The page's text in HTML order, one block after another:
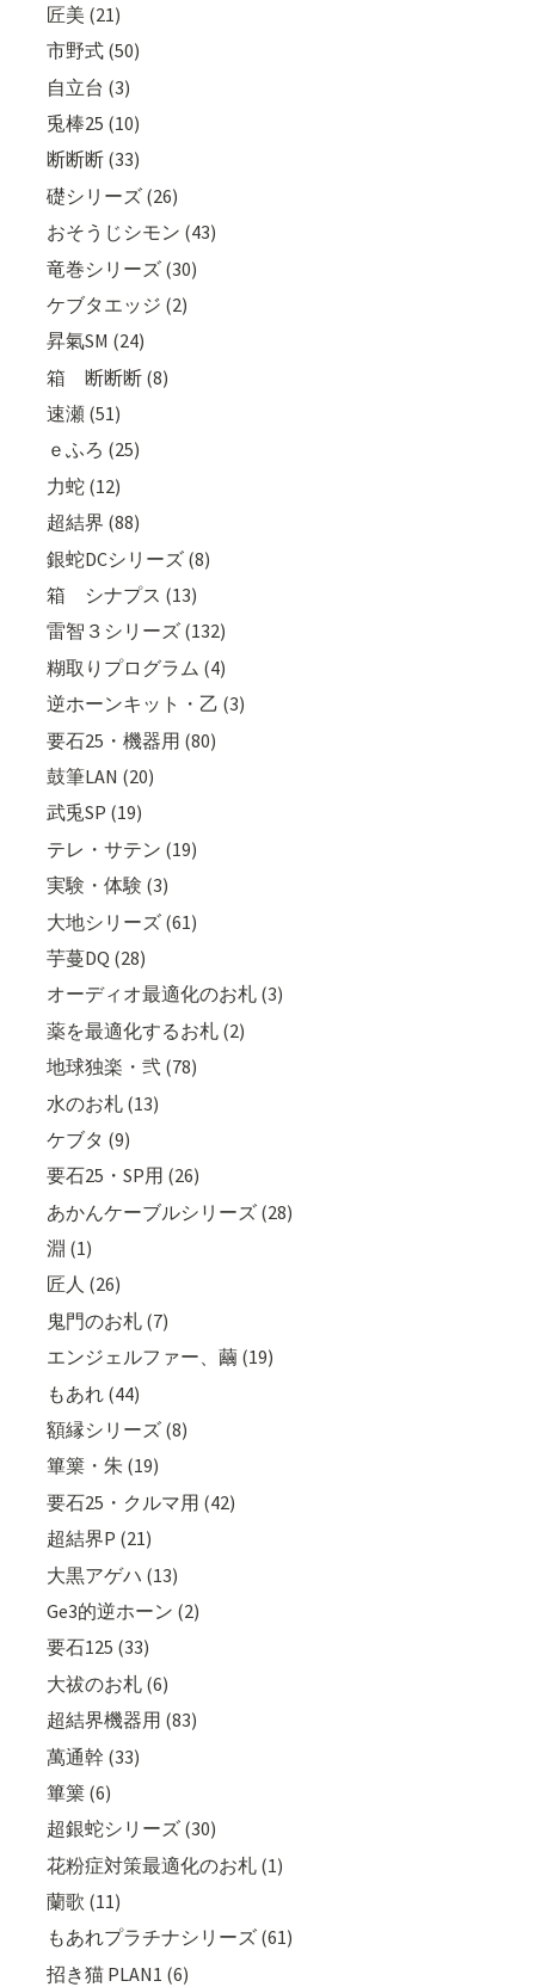
匠美 (21)
市野式 (50)
自立台 (3)
兎棒25 (10)
断断断 (33)
礎シリーズ (26)
おそうじシモン (43)
竜巻シリーズ (30)
ケブタエッジ (2)
昇氣SM (24)
箱 断断断 (8)
速瀬 (51)
ｅふろ (25)
力蛇 (12)
超結界 (88)
銀蛇DCシリーズ (8)
箱 シナプス (13)
雷智３シリーズ (132)
糊取りプログラム (4)
逆ホーンキット・乙 (3)
要石25・機器用 (80)
鼓筆LAN (20)
武兎SP (19)
テレ・サテン (19)
実験・体験 (3)
大地シリーズ (61)
芋蔓DQ (28)
オーディオ最適化のお札 (3)
薬を最適化するお札 (2)
地球独楽・弐 (78)
水のお札 (13)
ケブタ (9)
要石25・SP用 (26)
あかんケーブルシリーズ (28)
淵 (1)
匠人 (26)
鬼門のお札 (7)
エンジェルファー、繭 (19)
もあれ (44)
額縁シリーズ (8)
篳篥・朱 (19)
要石25・クルマ用 (42)
超結界P (21)
大黒アゲハ (13)
Ge3的逆ホーン (2)
要石125 (33)
大祓のお札 (6)
超結界機器用 (83)
萬通幹 (33)
篳篥 (6)
超銀蛇シリーズ (30)
花粉症対策最適化のお札 (1)
蘭歌 (11)
もあれプラチナシリーズ (61)
招き猫 PLAN1 (6)